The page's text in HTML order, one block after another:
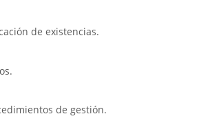
de existencias.
de gestión.